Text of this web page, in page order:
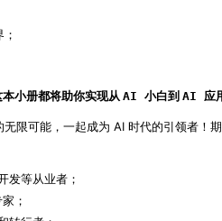
小册都将助你实现从 AI 小白到 AI 应
限可能，一起成为 AI 时代的引领者！
发等从业者；
；